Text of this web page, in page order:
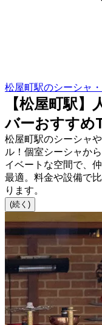
松屋町駅のシーシャ
【松屋町駅
バーおすすめ
松屋町駅のシーシャ
ル！個室シーシャか
イベートな空間で、
最適。料金や設備で
ります。
(続く)